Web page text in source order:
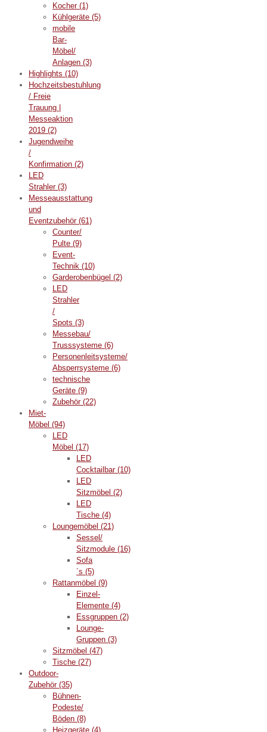
Kocher (1)
Kühlgeräte (5)
mobile
Bar-
Möbel/
Anlagen (3)
Highlights (10)
Hochzeitsbestuhlung
/ Freie
Trauung |
Messeaktion
2019 (2)
Jugendweihe
/
Konfirmation (2)
LED
Strahler (3)
Messeausstattung
und
Eventzubehör (61)
Counter/
Pulte (9)
Event-
Technik (10)
Garderobenbügel (2)
LED
Strahler
/
Spots (3)
Messebau/
Trusssysteme (6)
Personenleitsysteme/
Absperrsysteme (6)
technische
Geräte (9)
Zubehör (22)
Miet-
Möbel (94)
LED
Möbel (17)
LED
Cocktailbar (10)
LED
Sitzmöbel (2)
LED
Tische (4)
Loungemöbel (21)
Sessel/
Sitzmodule (16)
Sofa
´s (5)
Rattanmöbel (9)
Einzel-
Elemente (4)
Essgruppen (2)
Lounge-
Gruppen (3)
Sitzmöbel (47)
Tische (27)
Outdoor-
Zubehör (35)
Bühnen-
Podeste/
Böden (8)
Heizgeräte (4)